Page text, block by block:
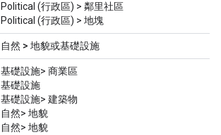
Political (行政區) > 鄰里社區
Political (行政區) > 地塊
自然 > 地貌或基礎設施
基礎設施> 商業區
基礎設施
基礎設施> 建築物
自然> 地貌
自然> 地貌